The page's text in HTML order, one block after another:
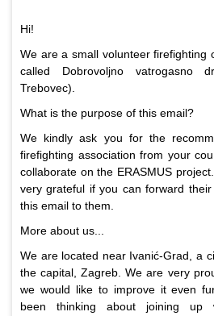
Hi!
We are a small volunteer firefighting
called Dobrovoljno vatrogasno
Trebovec).
What is the purpose of this email?
We kindly ask you for the
firefighting association from your
collaborate on the ERASMUS
very grateful if you can forward
this email to them.
More about us...
We are located near Ivanić-Grad, a
the capital, Zagreb. We are very
we would like to improve it even
been thinking about joining up